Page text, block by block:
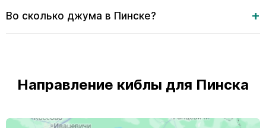
Во сколько джума в Пинске?
Направление киблы для Пинска